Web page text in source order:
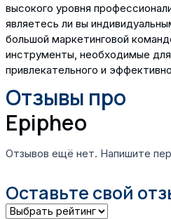
высокого уровня
являетесь ли вы
большой маркетинговой
инструменты, необходимые
привлекательного и
Отзывы про
Epipheo
Отзывов ещё нет. Напишите
Оставьте свой